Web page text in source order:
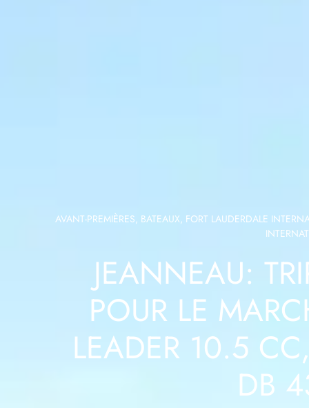
AVANT-PREMIÈRES, BATEAUX, FORT LAUDERDALE
JEANNEAU:
POUR LE
LEADER 10.5
DB